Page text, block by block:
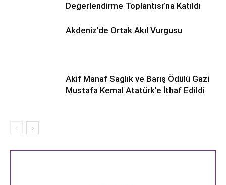
Değerlendirme Toplantısı’na Katıldı
Akdeniz’de Ortak Akıl Vurgusu
Akif Manaf Sağlık ve Barış Ödülü Gazi
Mustafa Kemal Atatürk’e İthaf Edildi